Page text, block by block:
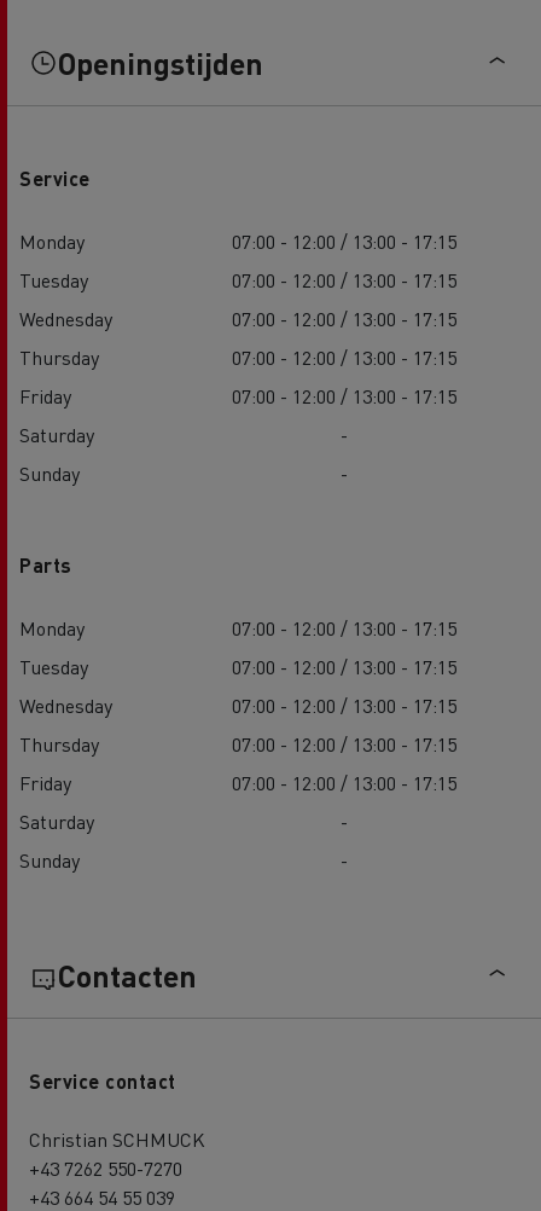
Openingstijden
Service
Monday
07:00 - 12:00 / 13:00 - 17:15
Tuesday
07:00 - 12:00 / 13:00 - 17:15
Wednesday
07:00 - 12:00 / 13:00 - 17:15
Thursday
07:00 - 12:00 / 13:00 - 17:15
Friday
07:00 - 12:00 / 13:00 - 17:15
Saturday
-
Sunday
-
Parts
Monday
07:00 - 12:00 / 13:00 - 17:15
Tuesday
07:00 - 12:00 / 13:00 - 17:15
Wednesday
07:00 - 12:00 / 13:00 - 17:15
Thursday
07:00 - 12:00 / 13:00 - 17:15
Friday
07:00 - 12:00 / 13:00 - 17:15
Saturday
-
Sunday
-
Contacten
Service contact
Christian SCHMUCK
+43 7262 550-7270
+43 664 54 55 039